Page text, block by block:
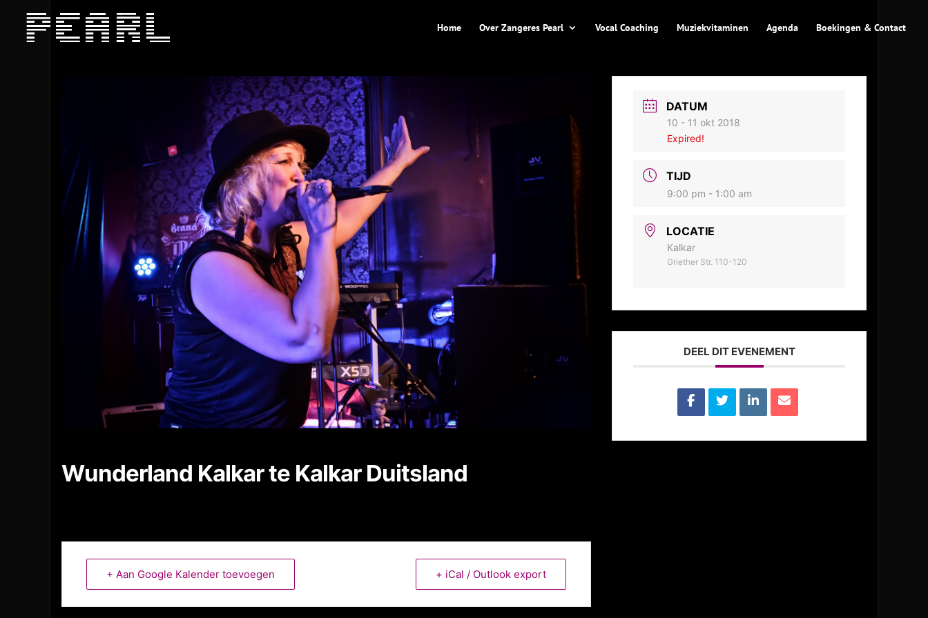
Home Over Zangeres Pearl Vocal Coaching Muziekvitaminen Agenda Boekingen & Contact
Wunderland Kalkar te Kalkar Duitsland
+ Aan Google Kalender toevoegen + iCal / Outlook export
DATUM
10 - 11 okt 2018
Expired!
TIJD
9:00 pm - 1:00 am
LOCATIE
Kalkar
Griether Str. 110-120
DEEL DIT EVENEMENT